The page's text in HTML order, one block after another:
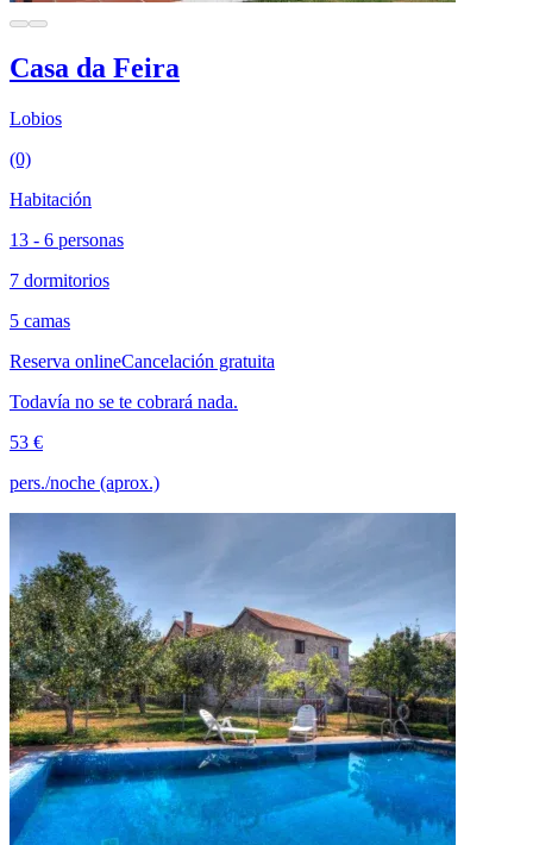
Casa da Feira
Lobios
(0)
Habitación
13 - 6 personas
7 dormitorios
5 camas
Reserva onlineCancelación gratuita
Todavía no se te cobrará nada.
53 €
pers./noche (aprox.)